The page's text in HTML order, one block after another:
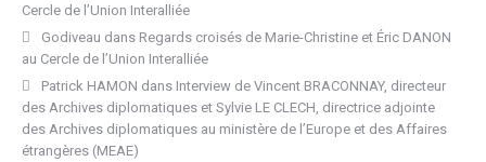
Cercle de l’Union Interalliée
Godiveau dans Regards croisés de Marie-Christine et Éric DANON
au Cercle de l’Union Interalliée
Patrick HAMON dans Interview de Vincent BRACONNAY, directeur
des Archives diplomatiques et Sylvie LE CLECH, directrice adjointe
des Archives diplomatiques au ministère de l’Europe et des Affaires
étrangères (MEAE)